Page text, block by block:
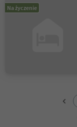
Na życzenie